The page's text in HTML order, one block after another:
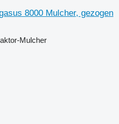
8000 Mulcher, gezogen
Mulcher